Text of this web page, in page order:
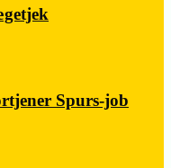
Spurs-job